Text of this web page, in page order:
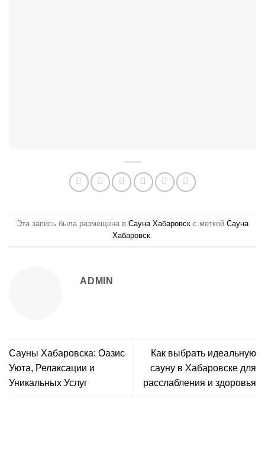
Эта запись была размещена в Сауна Хабаровск с меткой Сауна
Хабаровск.
ADMIN
Сауны Хабаровска: Оазис
Уютa, Релаксации и
Уникальных Услуг
Как выбрать идеальную
сауну в Хабаровске для
расслабления и здоровья